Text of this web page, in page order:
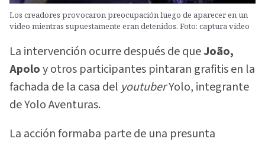
Los creadores provocaron preocupación luego de aparecer en un
video mientras supuestamente eran detenidos. Foto: captura video
La intervención ocurre después de queJoão,
Apoloy otros participantes pintaran grafitis en la
fachada de la casa del youtuberYolo, integrante
de Yolo Aventuras.
La acción formaba parte de una presunta